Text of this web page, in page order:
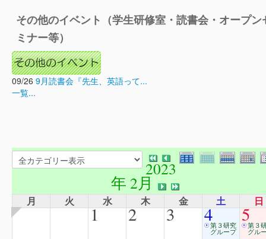
その他のイベント（学生研修室・読書会・オープン
ミナー等）
09/26 9月読書会『先生、英語って...
一覧...
2023
年 2月
月 火 水 木 金 土 日
1 2 3 4第３研究
グループ
5第３
グル